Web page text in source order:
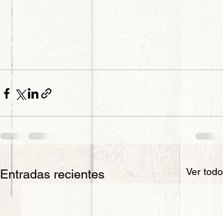
Entradas recientes Ver todo